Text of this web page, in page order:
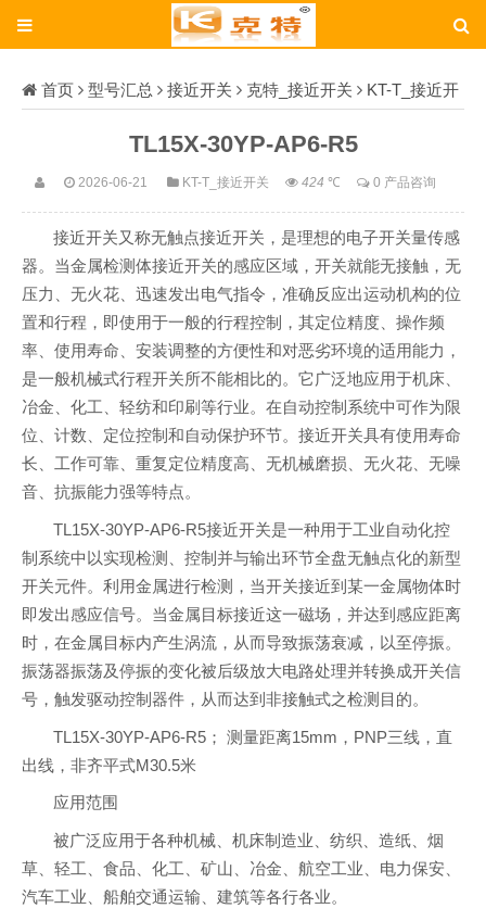
首页 型号汇总 接近开关 克特_接近开关 KT-T_接近开
TL15X-30YP-AP6-R5
2026-06-21 KT-T_接近开关 424 ℃ 0 产品咨询
接近开关又称无触点接近开关，是理想的电子开关量传感
器。当金属检测体接近开关的感应区域，开关就能无接触，无
压力、无火花、迅速发出电气指令，准确反应出运动机构的位
置和行程，即使用于一般的行程控制，其定位精度、操作频
率、使用寿命、安装调整的方便性和对恶劣环境的适用能力，
是一般机械式行程开关所不能相比的。它广泛地应用于机床、
冶金、化工、轻纺和印刷等行业。在自动控制系统中可作为限
位、计数、定位控制和自动保护环节。接近开关具有使用寿命
长、工作可靠、重复定位精度高、无机械磨损、无火花、无噪
音、抗振能力强等特点。
TL15X-30YP-AP6-R5接近开关是一种用于工业自动化控
制系统中以实现检测、控制并与输出环节全盘无触点化的新型
开关元件。利用金属进行检测，当开关接近到某一金属物体时
即发出感应信号。当金属目标接近这一磁场，并达到感应距离
时，在金属目标内产生涡流，从而导致振荡衰减，以至停振。
振荡器振荡及停振的变化被后级放大电路处理并转换成开关信
号，触发驱动控制器件，从而达到非接触式之检测目的。
TL15X-30YP-AP6-R5； 测量距离15mm，PNP三线，直
出线，非齐平式M30.5米
应用范围
被广泛应用于各种机械、机床制造业、纺织、造纸、烟
草、轻工、食品、化工、矿山、冶金、航空工业、电力保安、
汽车工业、船舶交通运输、建筑等各行各业。